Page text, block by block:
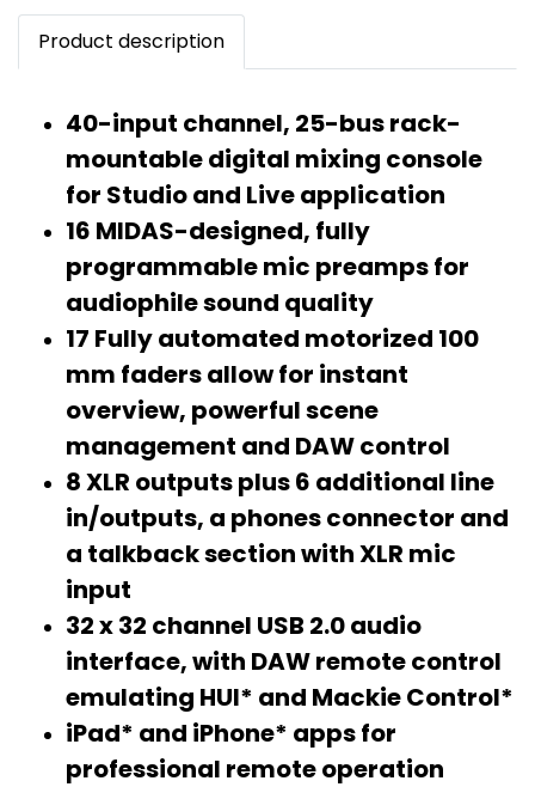
Product description
40-input channel, 25-bus rack-
mountable digital mixing console
for Studio and Live application
16 MIDAS-designed, fully
programmable mic preamps for
audiophile sound quality
17 Fully automated motorized 100
mm faders allow for instant
overview, powerful scene
management and DAW control
8 XLR outputs plus 6 additional line
in/outputs, a phones connector and
a talkback section with XLR mic
input
32 x 32 channel USB 2.0 audio
interface, with DAW remote control
emulating HUI* and Mackie Control*
iPad* and iPhone* apps for
professional remote operation